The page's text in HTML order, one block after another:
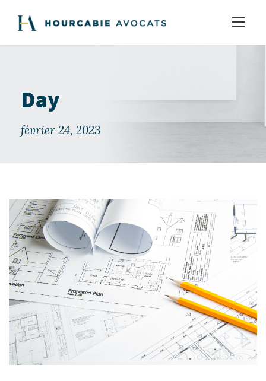
Day
février 24, 2023